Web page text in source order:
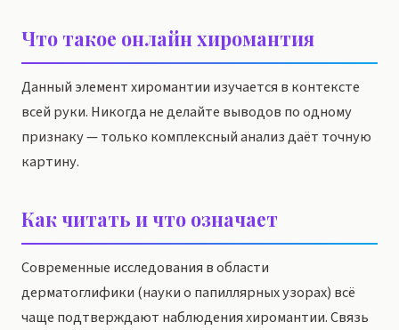
Что такое онлайн хиромантия
Данный элемент хиромантии изучается в контексте
всей руки. Никогда не делайте выводов по одному
признаку — только комплексный анализ даёт точную
картину.
Как читать и что означает
Современные исследования в области
дерматоглифики (науки о папиллярных узорах) всё
чаще подтверждают наблюдения хиромантии. Связь